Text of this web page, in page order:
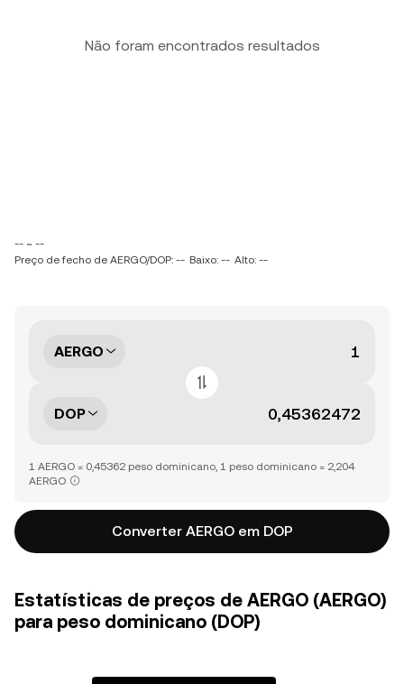
Não foram encontrados resultados
-- ~ --
Preço de fecho de AERGO/DOP: -- Baixo: -- Alto: --
AERGO
DOP
1 AERGO = 0,45362 peso dominicano, 1 peso dominicano = 2,204
AERGO
Converter AERGO em DOP
Estatísticas de preços de AERGO (AERGO)
para peso dominicano (DOP)